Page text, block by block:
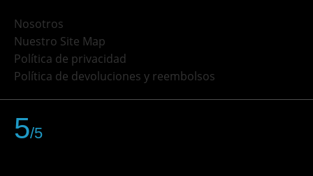
Nosotros
Nuestro Site Map
Política de privacidad
Política de devoluciones y reembolsos
5/5